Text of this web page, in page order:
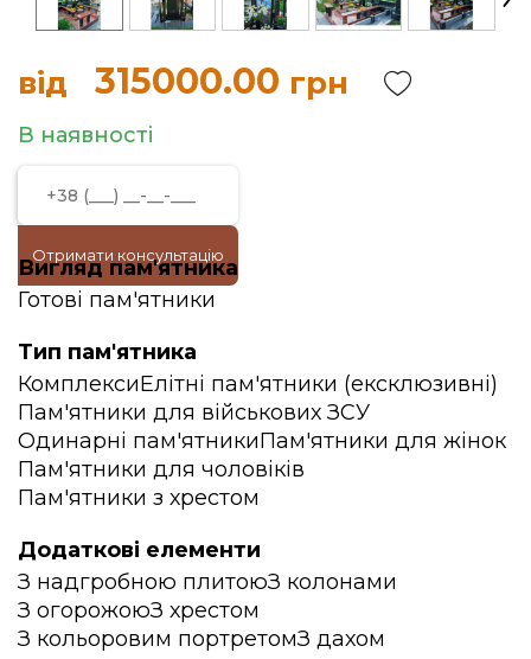
від 315000.00 грн
В наявності
Отримати консультацію
Вигляд пам'ятника
Готові пам'ятники
Тип пам'ятника
КомплексиЕлітні пам'ятники (ексклюзивні)
Пам'ятники для військових ЗСУ
Одинарні пам'ятникиПам'ятники для жінок
Пам'ятники для чоловіків
Пам'ятники з хрестом
Додаткові елементи
З надгробною плитоюЗ колонами
З огорожоюЗ хрестом
З кольоровим портретомЗ дахом